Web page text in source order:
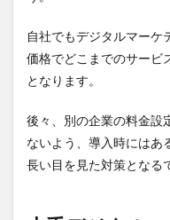
自社でもデジタルマーケ
価格でどこまでのサービ
となります。
後々、別の企業の料金設
ないよう、導入時にはあ
長い目を見た対策となる